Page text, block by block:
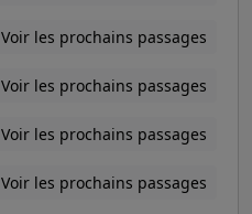
Voir les prochains passages
Voir les prochains passages
Voir les prochains passages
Voir les prochains passages